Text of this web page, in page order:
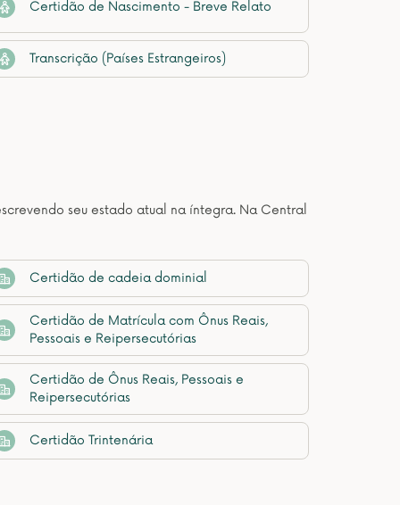
Certidão de Nascimento - Breve Relato
Transcrição (Países Estrangeiros)
seu estado atual na íntegra. Na Central
Certidão de cadeia dominial
Certidão de Matrícula com Ônus Reais,
Pessoais e Reipersecutórias
Certidão de Ônus Reais, Pessoais e
Reipersecutórias
Certidão Trintenária